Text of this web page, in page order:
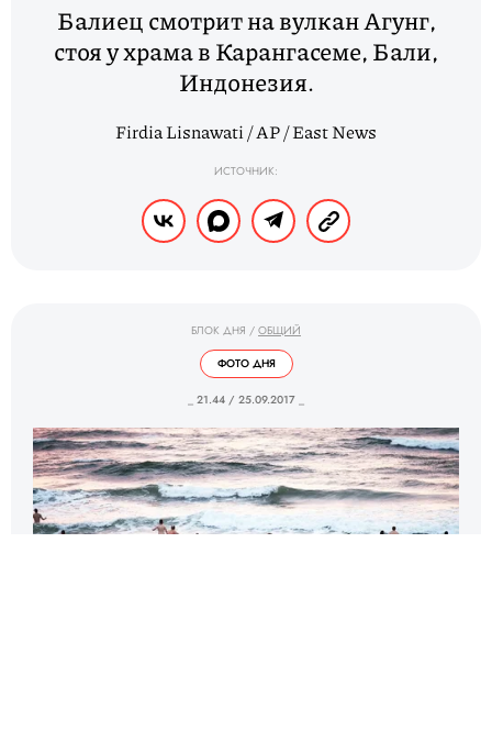
Балиец смотрит на вулкан Агунг,
стоя у храма в Карангасеме, Бали,
Индонезия.
Firdia Lisnawati / AP / East News
ИСТОЧНИК:
БЛОК ДНЯ / ОБЩИЙ
ФОТО ДНЯ
_ 21.44 / 25.09.2017 _